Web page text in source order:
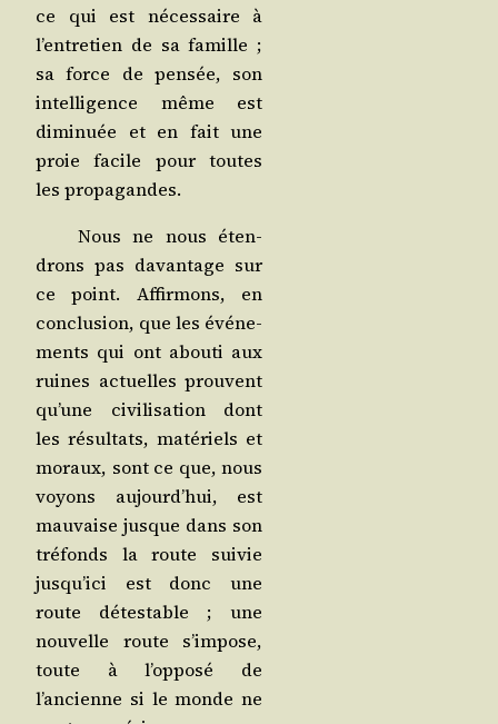
ce qui est néces­saire à
l’entretien de sa famille ;
sa force de pen­sée, son
intel­li­gence même est
dimi­nuée et en fait une
proie facile pour toutes
les propagandes.
Nous ne nous éten­
drons pas davan­tage sur
ce point. Affir­mons, en
conclu­sion, que les évé­ne­
ments qui ont abou­ti aux
ruines actuelles prouvent
qu’une civi­li­sa­tion dont
les résul­tats, maté­riels et
moraux, sont ce que, nous
voyons aujourd’hui, est
mau­vaise jusque dans son
tré­fonds la route sui­vie
jusqu’ici est donc une
route détes­table ; une
nou­velle route s’impose,
toute à l’opposé de
l’ancienne si le monde ne